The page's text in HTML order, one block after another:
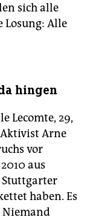
sich alle
Alle
hingen
Lecomte, 29,
Arne
vor
aus
Stuttgarter
haben. Es
Niemand